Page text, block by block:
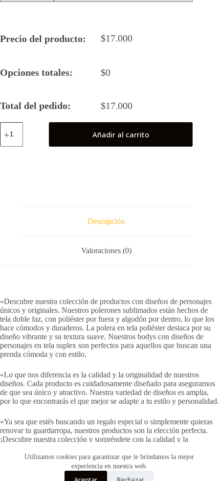
Utilizamos cookies para garantizar que le brindamos la mejor
experiencia en nuestra web.
Precio del producto: $17.000
Opciones totales: $0
Total del pedido: $17.000
Spiderman
2099
Añadir al carrito
Descripción
Valoraciones (0)
«Descubre nuestra colección de productos con diseños de personajes
únicos y originales. Nuestros polerones sublimados están hechos de
tela doble faz, con poliéster por fuera y algodón por dentro, lo que los
hace cómodos y duraderos. La polera en tela poliéster destaca por su
diseño vibrante y su textura suave. Nuestros bodys con diseños de
personajes en tela suplex son perfectos para aquellos que buscan una
prenda cómoda y con estilo.
«Lo que nos diferencia es la calidad y la originalidad de nuestros
diseños. Cada producto es cuidadosamente diseñado para asegurarnos
de que sea único y atractivo. Nuestra variedad de diseños es amplia,
por lo que encontrarás el que mejor se adapte a tu estilo y personalidad.
«Ya sea que estés buscando un regalo especial o simplemente quieras
renovar tu guardarropa, nuestros productos son la elección perfecta.
¡Descubre nuestra colección y sorpréndete con la calidad y la